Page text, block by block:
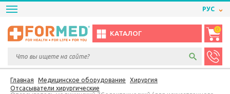
РУС
КАТАЛОГ
0
Главная Медицинское оборудование
Хирургия
Отсасыватели хирургические